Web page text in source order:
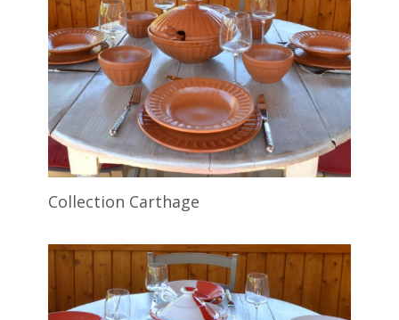
Collection Carthage